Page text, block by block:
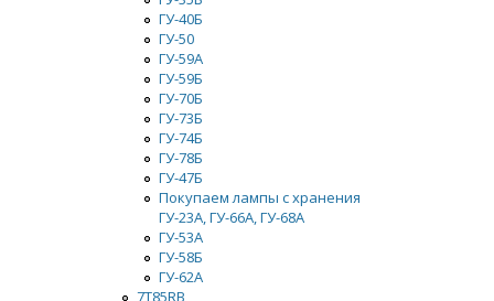
ГУ-40Б
ГУ-50
ГУ-59А
ГУ-59Б
ГУ-70Б
ГУ-73Б
ГУ-74Б
ГУ-78Б
ГУ-47Б
Покупаем лампы с хранения
ГУ-23А, ГУ-66А, ГУ-68А
ГУ-53А
ГУ-58Б
ГУ-62А